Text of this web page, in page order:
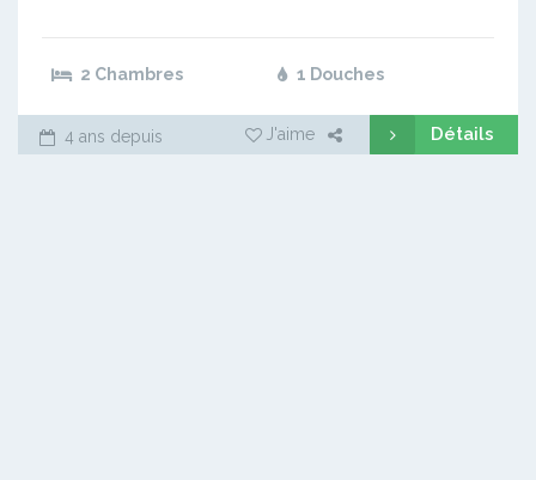
2 Chambres 1 Douches
4 ans depuis J'aime Détails